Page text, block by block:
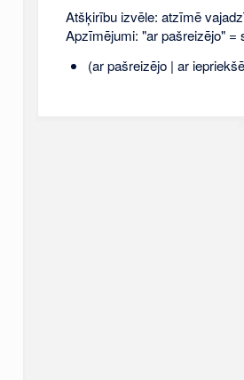
Atšķirību izvēle: atzīmē
Apzīmējumi: "ar pašreizējo" =
(ar pašreizējo | ar